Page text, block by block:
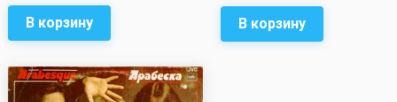
В корзину В корзину